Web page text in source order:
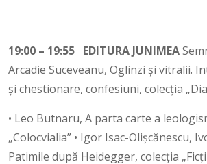
19:00 – 19:55 EDITURA JUNIMEA
Arcadie Suceveanu, Oglinzi și vitralii.
și chestionare, confesiuni, colecția
• Leo Butnaru, A parta carte a
„Colocvialia” • Igor Isac-Olișcănescu,
Patimile după Heidegger, colecția